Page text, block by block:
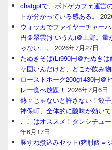
chatgptで、ボドゲカフェ運営
トが分かっている感ある。
ウォッカでファイヤーチャー
円＠翠雲(すいうん)＠上野。
ゃない…。
2026年7月27日
たぬきそば(L)990円＠たぬき
ャ固いんだけど、どこが飲み
ローストポーク200g1430円＠
レー食べ放題！ 2026年7月6日
熱々じゃないと許さない！餃
神保町、全体的に酸味が効いて
ここはオススメ！タンシチュ
年6月17日
豚すね煮込みセット(猪肘飯＝